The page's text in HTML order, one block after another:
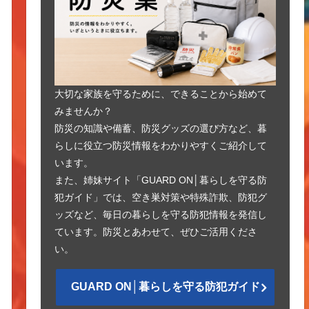
大切な家族を守るために、できることから始めて
みませんか？
防災の知識や備蓄、防災グッズの選び方など、暮
らしに役立つ防災情報をわかりやすくご紹介して
います。
また、姉妹サイト「GUARD ON│暮らしを守る防
犯ガイド」では、空き巣対策や特殊詐欺、防犯グ
ッズなど、毎日の暮らしを守る防犯情報を発信し
ています。防災とあわせて、ぜひご活用くださ
い。
GUARD ON│暮らしを守る防犯ガイド